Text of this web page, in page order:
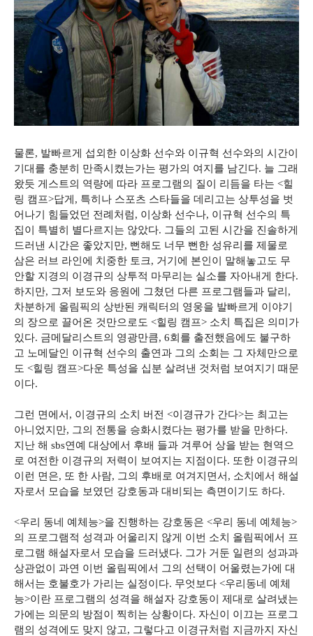
물론, 발빠르게 섭외한 이상화 선수와 이규혁 선수와의 시간이
기대를 충분히 만족시켰는가는 평가의 여지를 남긴다. 늘 그래
왔듯 게스트의 역량에 따라 프로그램의 질이 리듬을 타는 <힐
링 캠프>답게, 특히나 스포츠 스타들을 데리고는 상투성을 벗
어나기 힘들었던 전례처럼, 이상화 선수나, 이규혁 선수의 특
집이 특별히 별다르지는 않았다. 그들의 고된 시간을 진솔하게
드러낸 시간은 좋았지만, 뻔해도 너무 뻔한 성유리를 제물로
삼은 러브 라인에 치중한 토크, 거기에 본인이 말해놓고도 무
안할 지경의 이경규의 상투적 마무리는 실소를 자아내게 한다.
하지만, 그저 보도와 응원에 그쳤던 다른 프로그램들과 달리,
차분하게 올림픽의 상반된 캐릭터의 영웅을 발빠르게 이야기
의 장으로 끌어온 것만으로도 <힐링 캠프> 소치 특집은 의미가
있다. 금메달리스트의 영광만큼, 6회를 출전했음에도 불구하
고 노메달인 이규혁 선수의 출연과 그의 소회는 그 자체만으로
도 <힐링 캠프>다운 특성을 십분 살려낸 것처럼 보여지기 때문
이다.
그런 면에서, 이경규의 소치 버전 <이경규가 간다>는 최고는
아니었지만, 그의 전통을 승화시켰다는 평가를 받을 만하다.
지난 해 sbs연예 대상에서 후배 들과 겨루어 상을 받는 현역으
로 여전한 이경규의 저력이 보여지는 지점이다. 또한 이경규의
이런 면은, 또 한 사람, 그의 후배로 여겨지면서, 소치에서 해설
자로서 모습을 보였던 강호동과 대비되는 측면이기도 하다.
<우리 동네 예체능>을 진행하는 강호동은 <우리 동네 예체능>
의 프로그램적 성격과 어울리지 않게 이번 소치 올림픽에서 프
로그램 해설자로서 모습을 드러냈다. 그가 거둔 일련의 성과과
상관없이 과연 이번 올림픽에서 그의 선택이 어울렸는가에 대
해서는 호불호가 가리는 실정이다. 무엇보다 <우리동네 예체
능>이란 프로그램의 성격을 해설자 강호동이 제대로 살려냈는
가에는 의문의 방점이 찍히는 상황이다. 자신이 이끄는 프로그
램의 성격에도 맞지 않고, 그렇다고 이경규처럼 지금까지 자신